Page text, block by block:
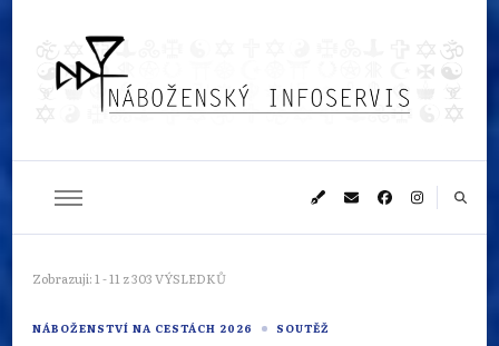
Náboženský
infoservis
Zobrazuji: 1 - 11 z 303 VÝSLEDKŮ
NÁBOŽENSTVÍ NA CESTÁCH 2026 SOUTĚŽ